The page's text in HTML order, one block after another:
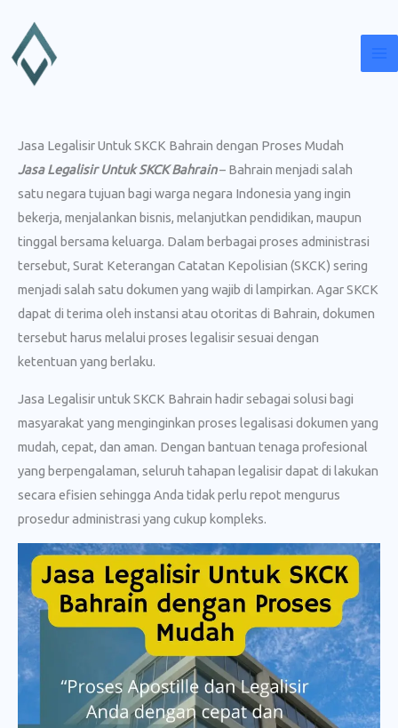
konten
Jasa Legalisir Untuk SKCK Bahrain dengan Proses Mudah
Jasa Legalisir Untuk SKCK Bahrain– Bahrain menjadi salah
satu negara tujuan bagi warga negara Indonesia yang ingin
bekerja, menjalankan bisnis, melanjutkan pendidikan, maupun
tinggal bersama keluarga. Dalam berbagai proses administrasi
tersebut, Surat Keterangan Catatan Kepolisian (SKCK) sering
menjadi salah satu dokumen yang wajib di lampirkan. Agar SKCK
dapat di terima oleh instansi atau otoritas di Bahrain, dokumen
tersebut harus melalui proses legalisir sesuai dengan
ketentuan yang berlaku.
Jasa Legalisir untuk SKCK Bahrain hadir sebagai solusi bagi
masyarakat yang menginginkan proses legalisasi dokumen yang
mudah, cepat, dan aman. Dengan bantuan tenaga profesional
yang berpengalaman, seluruh tahapan legalisir dapat di lakukan
secara efisien sehingga Anda tidak perlu repot mengurus
prosedur administrasi yang cukup kompleks.